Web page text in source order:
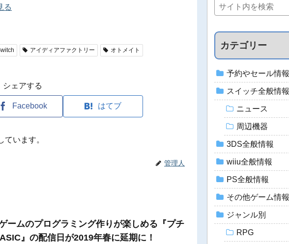
る
アイディアファクトリー
オトメイト
シェアする
Facebook はてブ
います。
管理人
ームのプログラミング作りが楽しめる『プチ
』の配信日が2019年春に延期に！
カテゴリー
予約やセール情報
スイッチ全般情報
ニュース
周辺機器
3DS全般情報
wiiu全般情報
PS全般情報
その他ゲーム情報
ジャンル別
RPG